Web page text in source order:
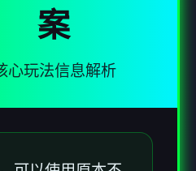
案
心玩法信息解析